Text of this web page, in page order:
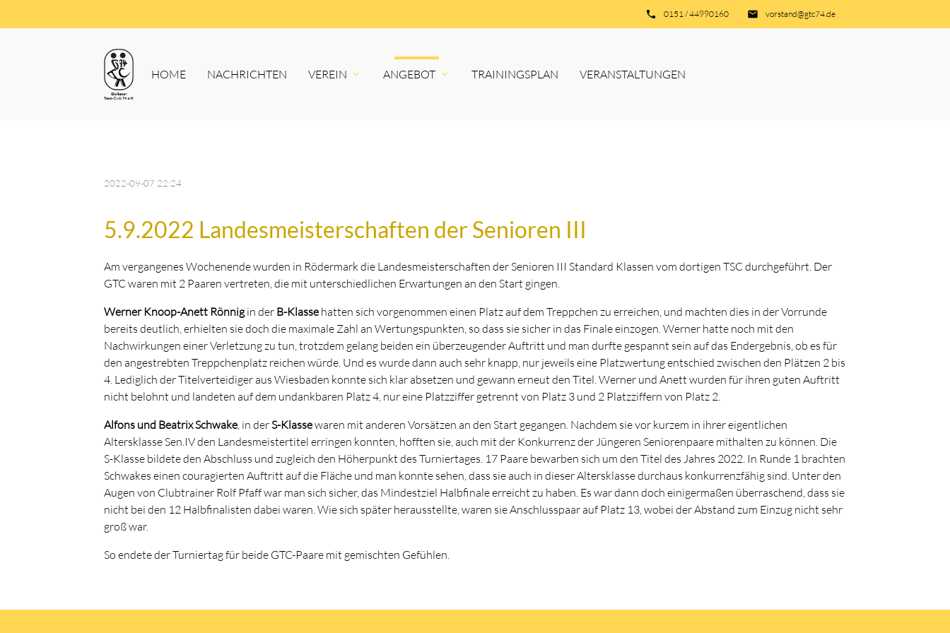
email vorstand@gtc74.de
phone 0151 / 44990160
HOME NACHRICHTEN VEREIN ANGEBOT TRAININGSPLAN VERANSTALTUNGEN
2022-09-07 22:24
5.9.2022 Landesmeisterschaften der Senioren III
Am vergangenes Wochenende wurden in Rödermark die Landesmeisterschaften der Senioren III Standard Klassen vom dortigen TSC durchgeführt. Der
GTC waren mit 2 Paaren vertreten, die mit unterschiedlichen Erwartungen an den Start gingen.
Werner Knoop-Anett Rönnigin der B-Klasse hatten sich vorgenommen einen Platz auf dem Treppchen zu erreichen, und machten dies in der Vorrunde
bereits deutlich, erhielten sie doch die maximale Zahl an Wertungspunkten, so dass sie sicher in das Finale einzogen. Werner hatte noch mit den
Nachwirkungen einer Verletzung zu tun, trotzdem gelang beiden ein überzeugender Auftritt und man durfte gespannt sein auf das Endergebnis, ob es für
den angestrebten Treppchenplatz reichen würde. Und es wurde dann auch sehr knapp, nur jeweils eine Platzwertung entschied zwischen den Plätzen 2 bis
4. Lediglich der Titelverteidiger aus Wiesbaden konnte sich klar absetzen und gewann erneut den Titel. Werner und Anett wurden für ihren guten Auftritt
nicht belohnt und landeten auf dem undankbaren Platz 4, nur eine Platzziffer getrennt von Platz 3 und 2 Platzziffern von Platz 2.
Alfons und Beatrix Schwake , in derS-Klassewaren mit anderen Vorsätzen an den Start gegangen. Nachdem sie vor kurzem in ihrer eigentlichen
Altersklasse Sen.IV den Landesmeistertitel erringen konnten, hofften sie, auch mit der Konkurrenz der Jüngeren Seniorenpaare mithalten zu können. Die
S-Klasse bildete den Abschluss und zugleich den Höherpunkt des Turniertages. 17 Paare bewarben sich um den Titel des Jahres 2022. In Runde 1 brachten
Schwakes einen couragierten Auftritt auf die Fläche und man konnte sehen, dass sie auch in dieser Altersklasse durchaus konkurrenzfähig sind. Unter den
Augen von Clubtrainer Rolf Pfaff war man sich sicher, das Mindestziel Halbfinale erreicht zu haben. Es war dann doch einigermaßen überraschend, dass sie
nicht bei den 12 Halbfinalisten dabei waren. Wie sich später herausstellte, waren sie Anschlusspaar auf Platz 13, wobei der Abstand zum Einzug nicht sehr
groß war.
So endete der Turniertag für beide GTC-Paare mit gemischten Gefühlen.